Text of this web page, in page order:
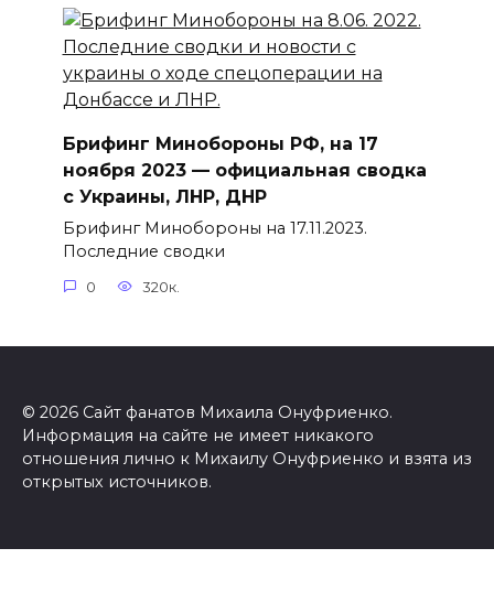
Брифинг Минобороны РФ, на 17
ноября 2023 — официальная сводка
с Украины, ЛНР, ДНР
Брифинг Минобороны на 17.11.2023.
Последние сводки
0 320к.
© 2026 Сайт фанатов Михаила Онуфриенко.
Информация на сайте не имеет никакого
отношения лично к Михаилу Онуфриенко и взята из
открытых источников.